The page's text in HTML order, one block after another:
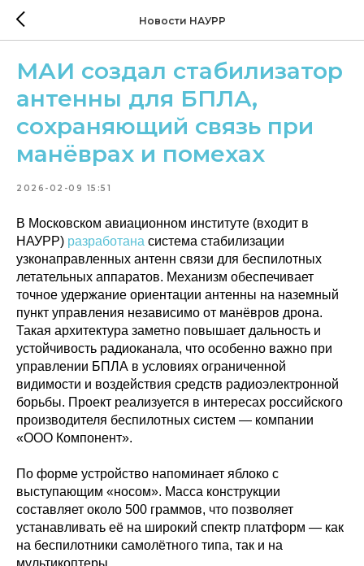
Новости НАУРР
МАИ создал стабилизатор
антенны для БПЛА,
сохраняющий связь при
манёврах и помехах
2026-02-09 15:51
В Московском авиационном институте (входит в
НАУРР) разработана система стабилизации
узконаправленных антенн связи для беспилотных
летательных аппаратов. Механизм обеспечивает
точное удержание ориентации антенны на наземный
пункт управления независимо от манёвров дрона.
Такая архитектура заметно повышает дальность и
устойчивость радиоканала, что особенно важно при
управлении БПЛА в условиях ограниченной
видимости и воздействия средств радиоэлектронной
борьбы. Проект реализуется в интересах российского
производителя беспилотных систем — компании
«ООО Компонент».
По форме устройство напоминает яблоко с
выступающим «носом». Масса конструкции
составляет около 500 граммов, что позволяет
устанавливать её на широкий спектр платформ — как
на беспилотники самолётного типа, так и на
мультикоптеры.